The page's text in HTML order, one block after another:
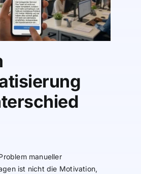
manueller
ist nicht die Motivation,